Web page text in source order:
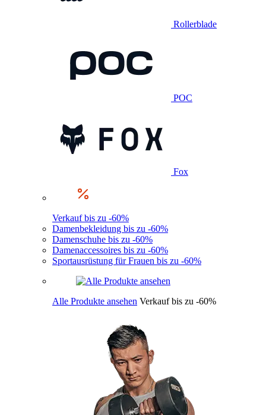
Rollerblade
POC
Fox
Verkauf bis zu -60%
Damenbekleidung bis zu -60%
Damenschuhe bis zu -60%
Damenaccessoires bis zu -60%
Sportausrüstung für Frauen bis zu -60%
Alle Produkte ansehen Verkauf bis zu -60%